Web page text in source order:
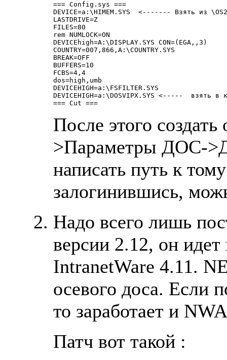
=== Config.sys ===
DEVICE=a:\HIMEM.SYS  <------- Взять из
LASTDRIVE=Z
FILES=80
rem NUMLOCK=ON
DEVICEhigh=A:\DISPLAY.SYS CON=(EGA,,3)
COUNTRY=007,866,A:\COUNTRY.SYS
BREAK=OFF
BUFFERS=10
FCBS=4,4
dos=high,umb
DEVICEHIGH=a:\FSFILTER.SYS
DEVICEHIGH=a:\DOSVIPX.SYS <-----  взять в
После этого
>Параметры ДОС-
написать путь к
залогинившись,
Hадо всего лишь
версии 2.12, он
IntranetWare 4.11.
осевого доса. Если
то заработает и
Патч вот такой :